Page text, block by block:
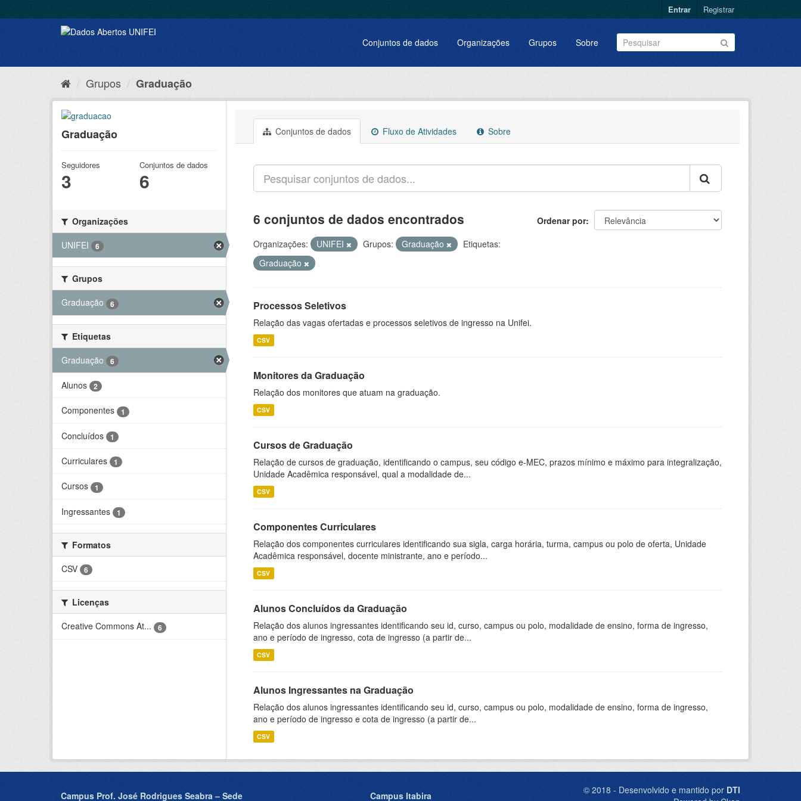
Entrar Registrar
Conjuntos de dados Organizações Grupos Sobre
Grupos Graduação
Graduação
Seguidores
3
Conjuntos de dados
6
Organizações
UNIFEI
6
Grupos
Graduação
6
Etiquetas
Graduação
6
Alunos 2
Componentes 1
Concluídos 1
Curriculares 1
Cursos 1
Ingressantes 1
Formatos
CSV
6
Licenças
Creative Commons At...
6
Conjuntos de dados Fluxo de Atividades Sobre
Ordenar por
6 conjuntos de dados encontrados
Organizações: UNIFEI Grupos: Graduação
Etiquetas:
Graduação
Processos Seletivos
Relação das vagas ofertadas e processos seletivos de ingresso na Unifei.
CSV
Monitores da Graduação
Relação dos monitores que atuam na graduação.
CSV
Cursos de Graduação
Relação de cursos de graduação, identificando o campus, seu código e-MEC, prazos mínimo e máximo para integralização,
Unidade Acadêmica responsável, qual a modalidade de...
CSV
Componentes Curriculares
Relação dos componentes curriculares identificando sua sigla, carga horária, turma, campus ou polo de oferta, Unidade
Acadêmica responsável, docente ministrante, ano e período...
CSV
Alunos Concluídos da Graduação
Relação dos alunos ingressantes identificando seu id, curso, campus ou polo, modalidade de ensino, forma de ingresso,
ano e período de ingresso, cota de ingresso (a partir de...
CSV
Alunos Ingressantes na Graduação
Relação dos alunos ingressantes identificando seu id, curso, campus ou polo, modalidade de ensino, forma de ingresso,
ano e período de ingresso e cota de ingresso (a partir de...
CSV
Campus Prof. José Rodrigues Seabra – Sede Campus Itabira © 2018 - Desenvolvido e mantido por DTI